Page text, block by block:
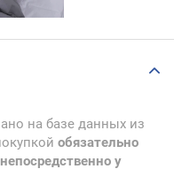
на базе данных из
обязательно
у